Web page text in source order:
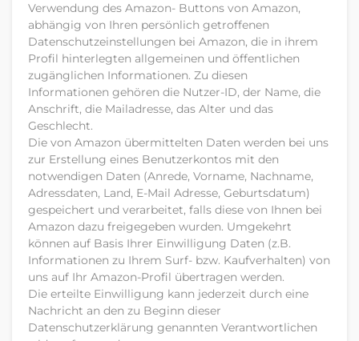
Verwendung des Amazon- Buttons von Amazon,
abhängig von Ihren persönlich getroffenen
Datenschutzeinstellungen bei Amazon, die in ihrem
Profil hinterlegten allgemeinen und öffentlichen
zugänglichen Informationen. Zu diesen
Informationen gehören die Nutzer-ID, der Name, die
Anschrift, die Mailadresse, das Alter und das
Geschlecht.
Die von Amazon übermittelten Daten werden bei uns
zur Erstellung eines Benutzerkontos mit den
notwendigen Daten (Anrede, Vorname, Nachname,
Adressdaten, Land, E-Mail Adresse, Geburtsdatum)
gespeichert und verarbeitet, falls diese von Ihnen bei
Amazon dazu freigegeben wurden. Umgekehrt
können auf Basis Ihrer Einwilligung Daten (z.B.
Informationen zu Ihrem Surf- bzw. Kaufverhalten) von
uns auf Ihr Amazon-Profil übertragen werden.
Die erteilte Einwilligung kann jederzeit durch eine
Nachricht an den zu Beginn dieser
Datenschutzerklärung genannten Verantwortlichen